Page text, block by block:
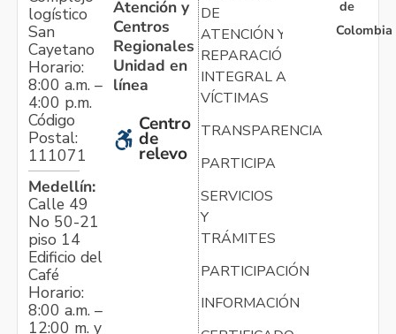
logístico
San
Cayetano
Horario:
8:00 a.m. –
4:00 p.m.
Código
Postal:
111071
Medellín:
Calle 49
No 50-21
piso 14
Edificio del
Café
Horario:
8:00 a.m. –
12:00 m. y
Atención y
Centros
Regionales
Unidad en
línea
Centro
de
relevo
DE
ATENCIÓN Y
REPARACIÓN
INTEGRAL A
VÍCTIMAS
TRANSPARENCIA
PARTICIPA
SERVICIOS
Y
TRÁMITES
PARTICIPACIÓN
INFORMACIÓN
de
Colombia